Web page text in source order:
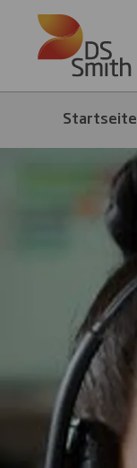
Skip to main content
Startseite